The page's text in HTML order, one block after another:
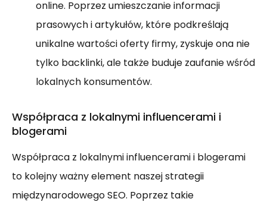
online. Poprzez umieszczanie informacji
prasowych i artykułów, które podkreślają
unikalne wartości oferty firmy, zyskuje ona nie
tylko backlinki, ale także buduje zaufanie wśród
lokalnych konsumentów.
Współpraca z lokalnymi influencerami i
blogerami
Współpraca z lokalnymi influencerami i blogerami
to kolejny ważny element naszej strategii
międzynarodowego SEO. Poprzez takie